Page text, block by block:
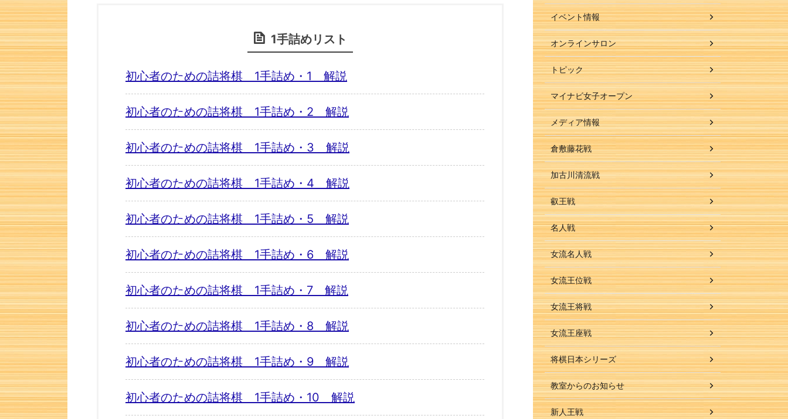
1手詰めリスト
初心者のための詰将棋 1手詰め・1 解説
初心者のための詰将棋 1手詰め・2 解説
初心者のための詰将棋 1手詰め・3 解説
初心者のための詰将棋 1手詰め・4 解説
初心者のための詰将棋 1手詰め・5 解説
初心者のための詰将棋 1手詰め・6 解説
初心者のための詰将棋 1手詰め・7 解説
初心者のための詰将棋 1手詰め・8 解説
初心者のための詰将棋 1手詰め・9 解説
初心者のための詰将棋 1手詰め・10 解説
イベント情報
オンラインサロン
トピック
マイナビ女子オープン
メディア情報
倉敷藤花戦
加古川清流戦
叡王戦
名人戦
女流名人戦
女流王位戦
女流王将戦
女流王座戦
将棋日本シリーズ
教室からのお知らせ
新人王戦